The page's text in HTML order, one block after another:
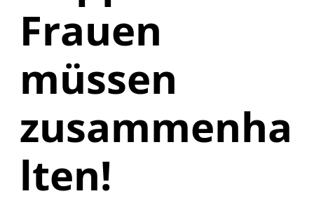
Frauen
müssen
zusammenha
lten!